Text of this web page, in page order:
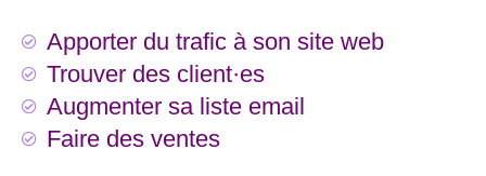
Apporter du trafic à son site web
Trouver des client·es
Augmenter sa liste email
Faire des ventes